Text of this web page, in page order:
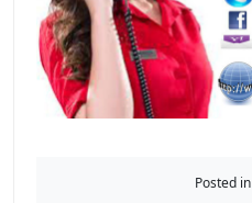
Posted in